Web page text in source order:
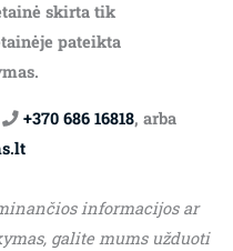
skirta tik
pateikta
+370 686 16818, arba
informacijos ar
galite mums užduoti